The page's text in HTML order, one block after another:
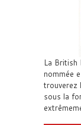
La British
nommée
trouverez
sous la